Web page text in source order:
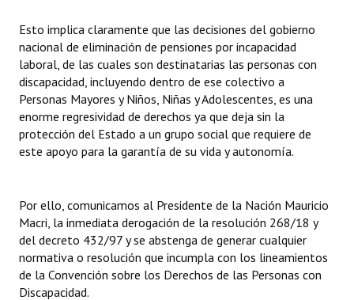
Esto implica claramente que las decisiones del gobierno
nacional de eliminación de pensiones por incapacidad
laboral, de las cuales son destinatarias las personas con
discapacidad, incluyendo dentro de ese colectivo a
Personas Mayores y Niños, Niñas y Adolescentes, es una
enorme regresividad de derechos ya que deja sin la
protección del Estado a un grupo social que requiere de
este apoyo para la garantía de su vida y autonomía.
Por ello, comunicamos al Presidente de la Nación Mauricio
Macri, la inmediata derogación de la resolución 268/18 y
del decreto 432/97 y se abstenga de generar cualquier
normativa o resolución que incumpla con los lineamientos
de la Convención sobre los Derechos de las Personas con
Discapacidad.